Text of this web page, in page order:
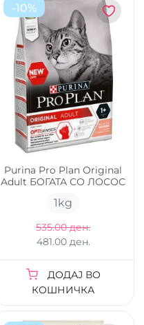
-10%
Purina Pro Plan Original
Adult БОГАТА СО ЛОСОС
1kg
535.00 ден.
481.00 ден.
ДОДАЈ ВО
КОШНИЧКА